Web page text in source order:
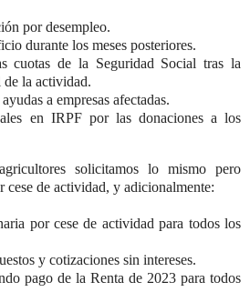
por desempleo.
durante los meses posteriores.
de la Seguridad Social tras la
la actividad.
a empresas afectadas.
en IRPF por las donaciones a los
solicitamos lo mismo pero
cese de actividad, y adicionalmente:
por cese de actividad para todos los
y cotizaciones sin intereses.
pago de la Renta de 2023 para todos